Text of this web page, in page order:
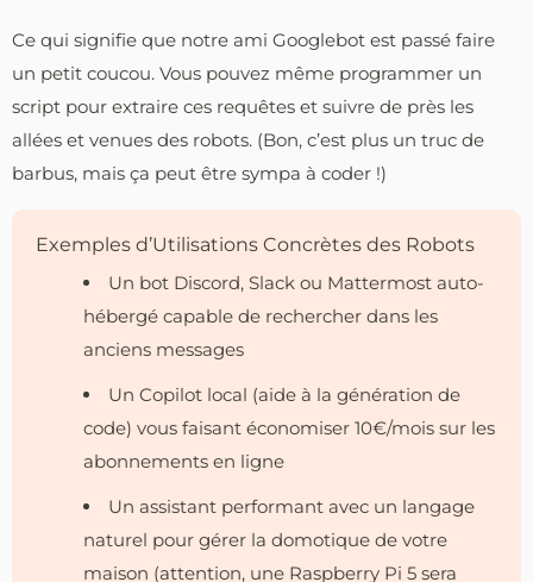
Ce qui signifie que notre ami Googlebot est passé faire
un petit coucou. Vous pouvez même programmer un
script pour extraire ces requêtes et suivre de près les
allées et venues des robots. (Bon, c’est plus un truc de
barbus, mais ça peut être sympa à coder !)
Exemples d’Utilisations Concrètes des Robots
Un bot Discord, Slack ou Mattermost auto-
hébergé capable de rechercher dans les
anciens messages
Un Copilot local (aide à la génération de
code) vous faisant économiser 10€/mois sur les
abonnements en ligne
Un assistant performant avec un langage
naturel pour gérer la domotique de votre
maison (attention, une Raspberry Pi 5 sera